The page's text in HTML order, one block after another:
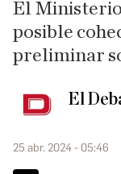
El
posible
preliminar
El
25 abr. 2024 - 05:46